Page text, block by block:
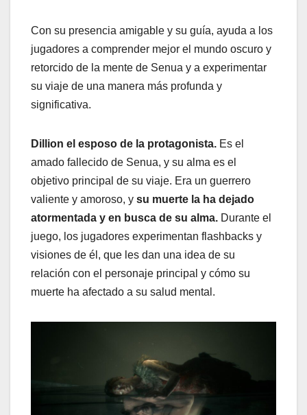
Con su presencia amigable y su guía, ayuda a los
jugadores a comprender mejor el mundo oscuro y
retorcido de la mente de Senua y a experimentar
su viaje de una manera más profunda y
significativa.
Dillion el esposo de la protagonista. Es el
amado fallecido de Senua, y su alma es el
objetivo principal de su viaje. Era un guerrero
valiente y amoroso, y su muerte la ha dejado
atormentada y en busca de su alma. Durante el
juego, los jugadores experimentan flashbacks y
visiones de él, que les dan una idea de su
relación con el personaje principal y cómo su
muerte ha afectado a su salud mental.